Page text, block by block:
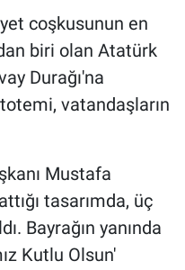
coşkusunun en
biri olan Atatürk
Durağı'na
vatandaşların
Mustafa
tasarımda, üç
Bayrağın yanında
Kutlu Olsun'